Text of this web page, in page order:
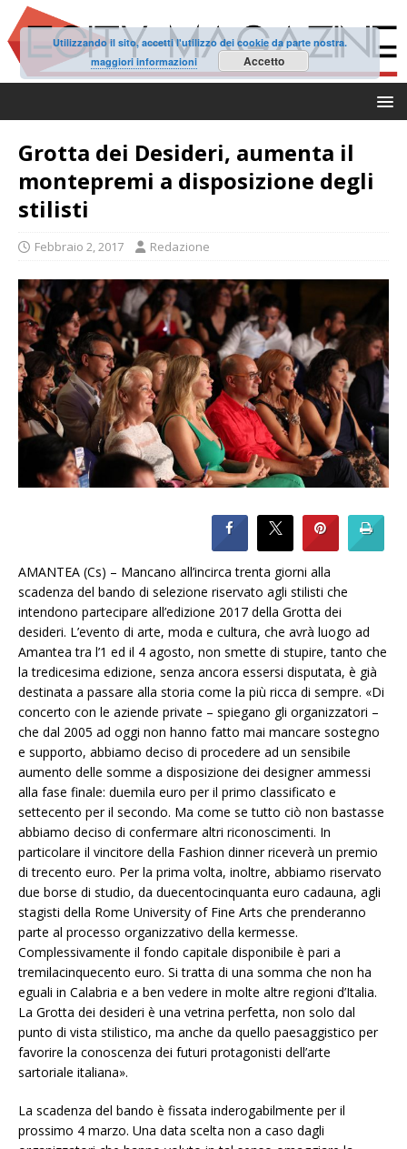
Grotta dei Desideri, aumenta il
montepremi a disposizione degli
stilisti
Febbraio 2, 2017 Redazione
AMANTEA (Cs) – Mancano all’incirca trenta giorni alla
scadenza del bando di selezione riservato agli stilisti che
intendono partecipare all’edizione 2017 della Grotta dei
desideri. L’evento di arte, moda e cultura, che avrà luogo ad
Amantea tra l’1 ed il 4 agosto, non smette di stupire, tanto che
la tredicesima edizione, senza ancora essersi disputata, è già
destinata a passare alla storia come la più ricca di sempre. «Di
concerto con le aziende private – spiegano gli organizzatori –
che dal 2005 ad oggi non hanno fatto mai mancare sostegno
e supporto, abbiamo deciso di procedere ad un sensibile
aumento delle somme a disposizione dei designer ammessi
alla fase finale: duemila euro per il primo classificato e
settecento per il secondo. Ma come se tutto ciò non bastasse
abbiamo deciso di confermare altri riconoscimenti. In
particolare il vincitore della Fashion dinner riceverà un premio
di trecento euro. Per la prima volta, inoltre, abbiamo riservato
due borse di studio, da duecentocinquanta euro cadauna, agli
stagisti della Rome University of Fine Arts che prenderanno
parte al processo organizzativo della kermesse.
Complessivamente il fondo capitale disponibile è pari a
tremilacinquecento euro. Si tratta di una somma che non ha
eguali in Calabria e a ben vedere in molte altre regioni d’Italia.
La Grotta dei desideri è una vetrina perfetta, non solo dal
punto di vista stilistico, ma anche da quello paesaggistico per
favorire la conoscenza dei futuri protagonisti dell’arte
sartoriale italiana».
La scadenza del bando è fissata inderogabilmente per il
prossimo 4 marzo. Una data scelta non a caso dagli
Utilizzando il sito, accetti l'utilizzo dei cookie da parte nostra.
maggiori informazioni
Accetto